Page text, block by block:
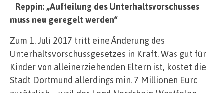
Reppin: „Aufteilung des Unterhaltsvorschusses
muss neu geregelt werden“
Zum 1. Juli 2017 tritt eine Änderung des
Unterhaltsvorschussgesetzes in Kraft. Was gut für
Kinder von alleinerziehenden Eltern ist, kostet die
Stadt Dortmund allerdings min. 7 Millionen Euro